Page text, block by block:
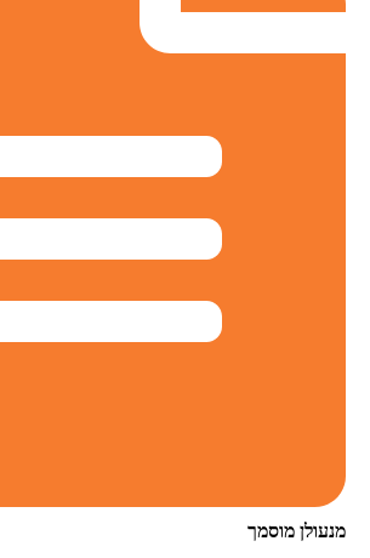
מנעולן מוסמך